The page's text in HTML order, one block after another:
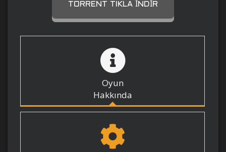
TORRENT TIKLA İNDIR
Oyun
Hakkında